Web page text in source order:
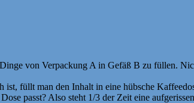
von Verpackung A in Gefäß B zu füllen.
füllt man den Inhalt in eine hübsche
passt? Also steht 1/3 der Zeit eine